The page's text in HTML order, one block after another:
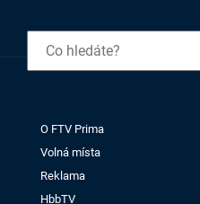
O FTV Prima
Volná místa
Reklama
HbbTV